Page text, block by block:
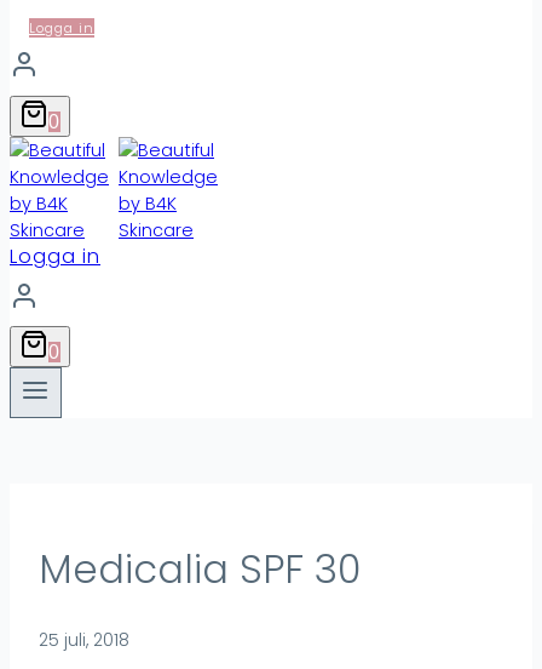
Logga in
0
Logga in
0
Medicalia SPF 30
25 juli, 2018